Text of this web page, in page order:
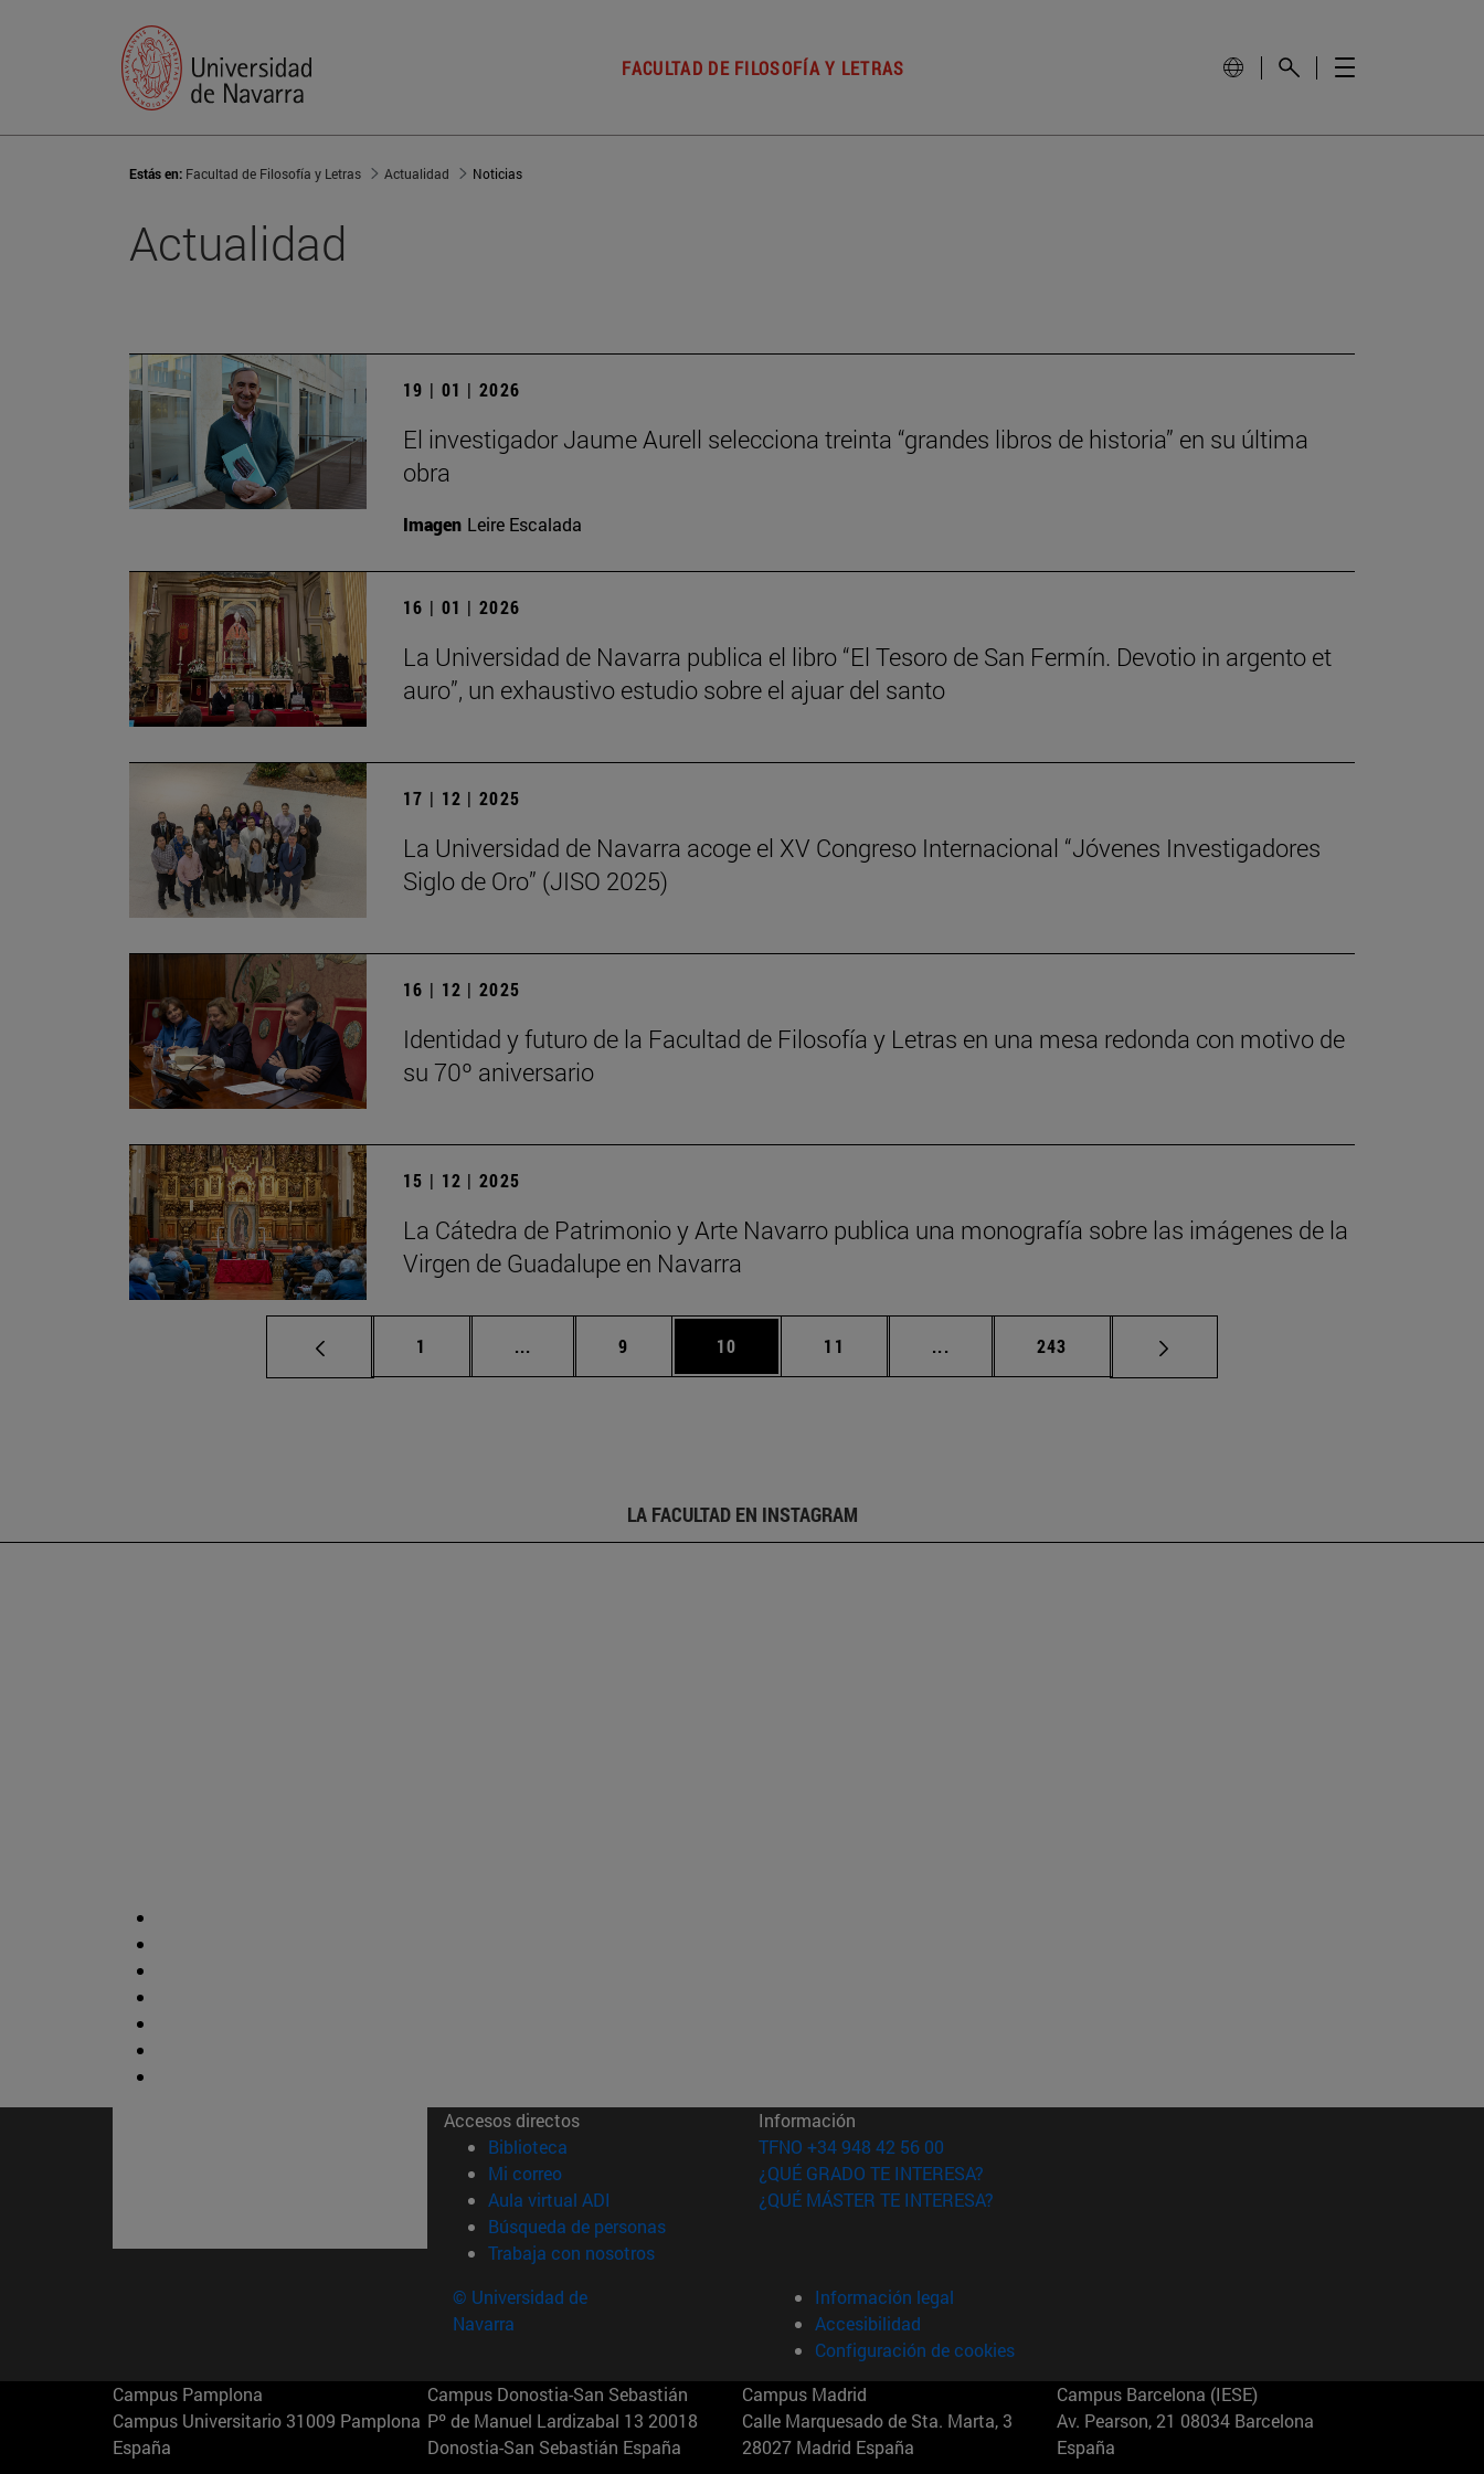
FACULTAD DE FILOSOFÍA Y LETRAS
Estás en: Facultad de Filosofía y Letras Actualidad Noticias
Actualidad
19 | 01 | 2026
El investigador Jaume Aurell selecciona treinta “grandes libros de historia” en su última
obra
Imagen Leire Escalada
16 | 01 | 2026
La Universidad de Navarra publica el libro “El Tesoro de San Fermín. Devotio in argento et
auro”, un exhaustivo estudio sobre el ajuar del santo
17 | 12 | 2025
La Universidad de Navarra acoge el XV Congreso Internacional “Jóvenes Investigadores
Siglo de Oro” (JISO 2025)
16 | 12 | 2025
Identidad y futuro de la Facultad de Filosofía y Letras en una mesa redonda con motivo de
su 70º aniversario
15 | 12 | 2025
La Cátedra de Patrimonio y Arte Navarro publica una monografía sobre las imágenes de la
Virgen de Guadalupe en Navarra
Página
1 ... Páginas intermedias Use TAB para desplazarse.
Página
9 Página
10 Página
11 ... Páginas intermedias Use TAB para desplazarse.
Página
243
LA FACULTAD EN INSTAGRAM
Accesos directos
Biblioteca (abre en nueva ventana)
Mi correo(abre en nueva ventana)
Aula virtual ADI (abre en nueva ventana)
Búsqueda de personas(abre en nueva ventana)
Trabaja con nosotros(abre en nueva ventana)
Información
TFNO +34 948 42 56 00
¿QUÉ GRADO TE INTERESA?
¿QUÉ MÁSTER TE INTERESA?
© Universidad de
Navarra
Información legal
Accesibilidad
Configuración de cookies
Campus Pamplona
Campus Universitario 31009 Pamplona
España
Campus Donostia-San Sebastián
Pº de Manuel Lardizabal 13 20018
Donostia-San Sebastián España
Campus Madrid
Calle Marquesado de Sta. Marta, 3
28027 Madrid España
Campus Barcelona (IESE)
Av. Pearson, 21 08034 Barcelona
España